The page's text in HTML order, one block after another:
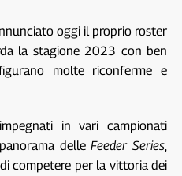
oggi il proprio roster
la stagione 2023 con ben
molte riconferme e
in vari campionati
delleFeeder Series,
competere per la vittoria dei